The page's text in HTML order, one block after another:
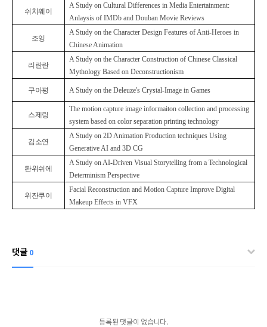
쉬치웨이
A Study on Cultural Differences in Media Entertainment:
Anlaysis of IMDb and Douban Movie Reviews
조잉
A Study on the Character Design Features of Anti-Heroes in
Chinese Animation
리란란
A Study on the Character Construction of Chinese Classical
Mythology Based on Deconstructionism
구아평 A Study on the Deleuze's Crystal-Image in Games
스제링
The motion capture image informaiton collection and processing
system based on color separation printing technology
김소연
A Study on 2D Animation Production techniques Using
Generative AI and 3D CG
돤위쉬에
A Study on AI-Driven Visual Storytelling from a Technological
Determinism Perspective
위잔쿠이
Facial Reconstruction and Motion Capture Improve Digital
Makeup Effects in VFX
댓글 0
등록된 댓글이 없습니다.